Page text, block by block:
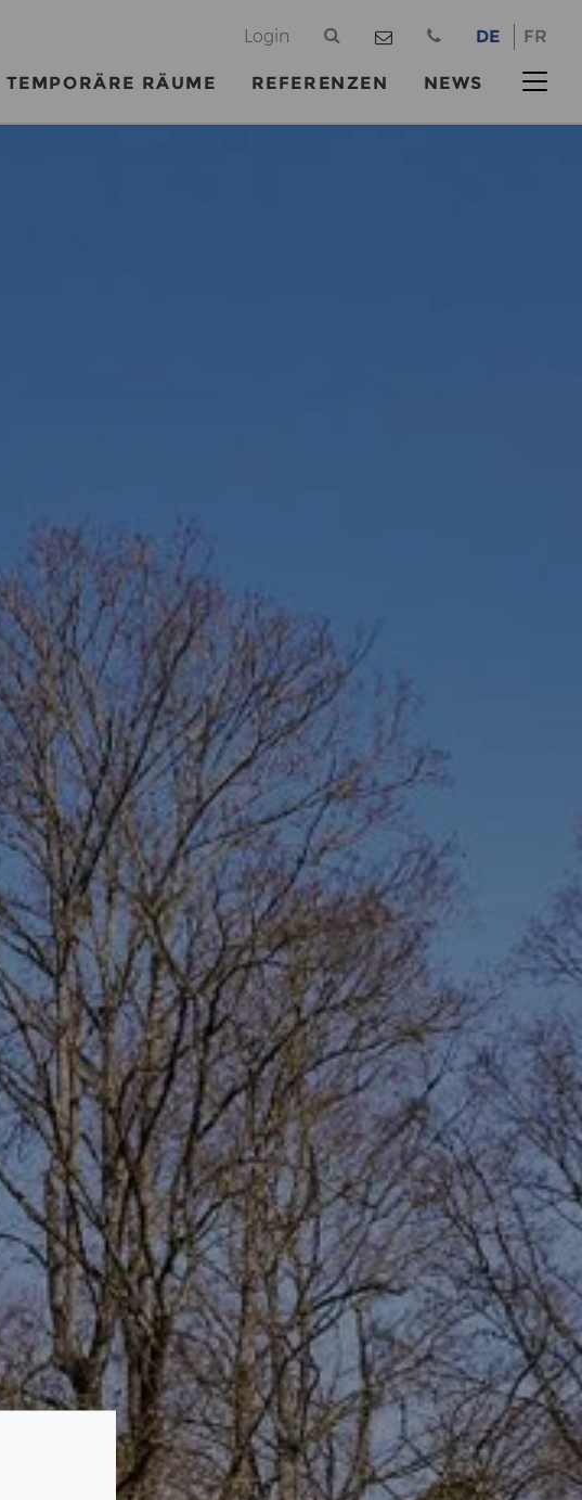
DE FR
Login
TEMPORÄRE RÄUME REFERENZEN NEWS